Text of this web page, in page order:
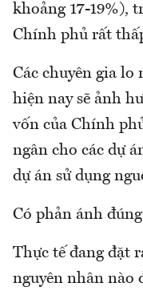
khoảng 17-19%),
Chính phủ rất
Các chuyên gia lo
hiện nay sẽ ảnh
vốn của Chính
ngân cho các dự
dự án sử dụng
Có phản ánh
Thực tế đang đặt
nguyên nhân nào